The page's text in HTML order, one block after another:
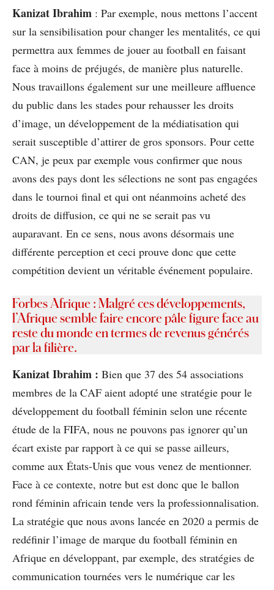
Kanizat Ibrahim : Par exemple, nous mettons l’accent
sur la sensibilisation pour changer les mentalités, ce qui
permettra aux femmes de jouer au football en faisant
face à moins de préjugés, de manière plus naturelle.
Nous travaillons également sur une meilleure affluence
du public dans les stades pour rehausser les droits
d’image, un développement de la médiatisation qui
serait susceptible d’attirer de gros sponsors. Pour cette
CAN, je peux par exemple vous confirmer que nous
avons des pays dont les sélections ne sont pas engagées
dans le tournoi final et qui ont néanmoins acheté des
droits de diffusion, ce qui ne se serait pas vu
auparavant. En ce sens, nous avons désormais une
différente perception et ceci prouve donc que cette
compétition devient un véritable événement populaire.
Forbes Afrique : Malgré ces développements,
l’Afrique semble faire encore pâle figure face au
reste du monde en termes de revenus générés
par la filière.
Kanizat Ibrahim : Bien que 37 des 54 associations
membres de la CAF aient adopté une stratégie pour le
développement du football féminin selon une récente
étude de la FIFA, nous ne pouvons pas ignorer qu’un
écart existe par rapport à ce qui se passe ailleurs,
comme aux États-Unis que vous venez de mentionner.
Face à ce contexte, notre but est donc que le ballon
rond féminin africain tende vers la professionnalisation.
La stratégie que nous avons lancée en 2020 a permis de
redéfinir l’image de marque du football féminin en
Afrique en développant, par exemple, des stratégies de
communication tournées vers le numérique car les